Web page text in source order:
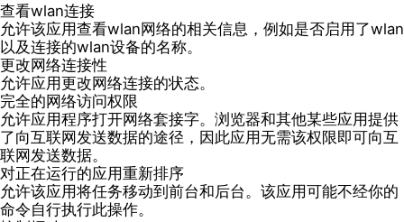
查看wlan连接
允许该应用查看wlan网络的相关信息，例如是否启用了wlan
以及连接的wlan设备的名称。
更改网络连接性
允许应用更改网络连接的状态。
完全的网络访问权限
允许应用程序打开网络套接字。浏览器和其他某些应用提供
了向互联网发送数据的途径，因此应用无需该权限即可向互
联网发送数据。
对正在运行的应用重新排序
允许该应用将任务移动到前台和后台。该应用可能不经你的
命令自行执行此操作。